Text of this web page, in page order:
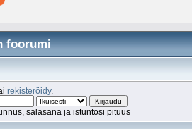
foorumi
rekisteröidy.
salasana ja istuntosi pituus